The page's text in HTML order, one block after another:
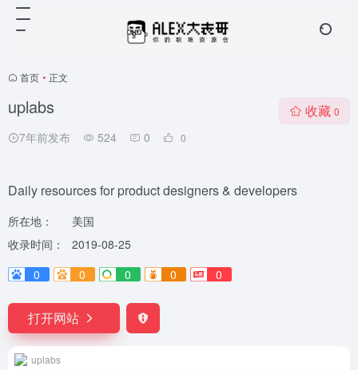
首页 • 正文
uplabs
7年前发布 524 0 0
收藏 0
Daily resources for product designers & developers
所在地：
美国
收录时间：
2019-08-25
0
0 0 0 0
打开网站
uplabs